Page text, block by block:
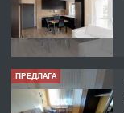
ПРЕДЛАГА